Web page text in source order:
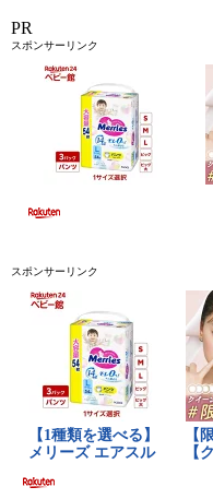
PR
スポンサーリンク
スポンサーリンク